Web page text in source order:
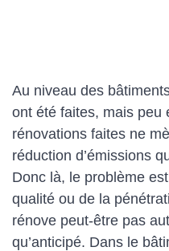
Au niveau des
ont été faites, mais peu
rénovations faites ne
réduction d’émissions
Donc là, le problème
qualité ou de la
rénove peut-être pas
qu’anticipé. Dans le